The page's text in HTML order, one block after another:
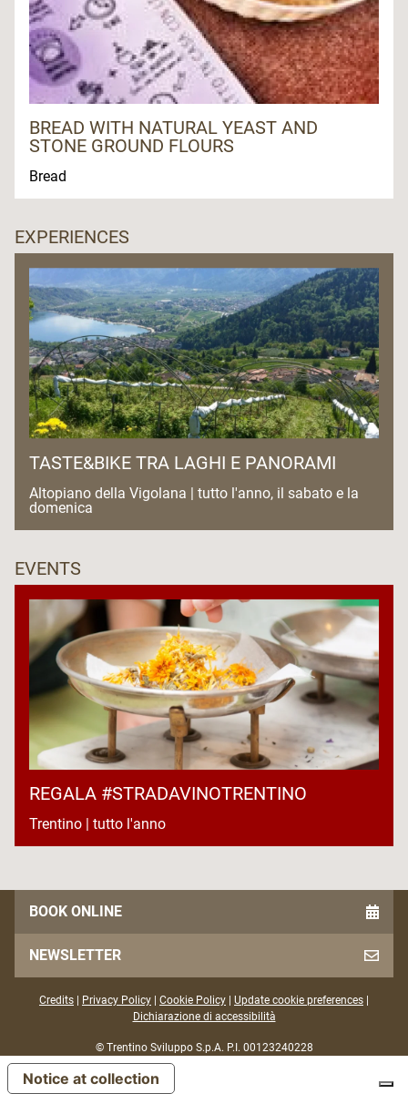
BREAD WITH NATURAL YEAST AND
STONE GROUND FLOURS
Bread
EXPERIENCES
TASTE&BIKE TRA LAGHI E PANORAMI
Altopiano della Vigolana | tutto l'anno, il sabato e la
domenica
EVENTS
REGALA #STRADAVINOTRENTINO
Trentino | tutto l'anno
BOOK ONLINE
NEWSLETTER
Credits Privacy Policy Cookie Policy Update cookie preferences
Dichiarazione di accessibilità
© Trentino Sviluppo S.p.A. P.I. 00123240228
Notice at collection